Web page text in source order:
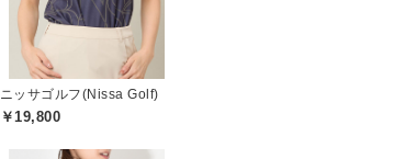
ニッサゴルフ(Nissa Golf)
￥19,800